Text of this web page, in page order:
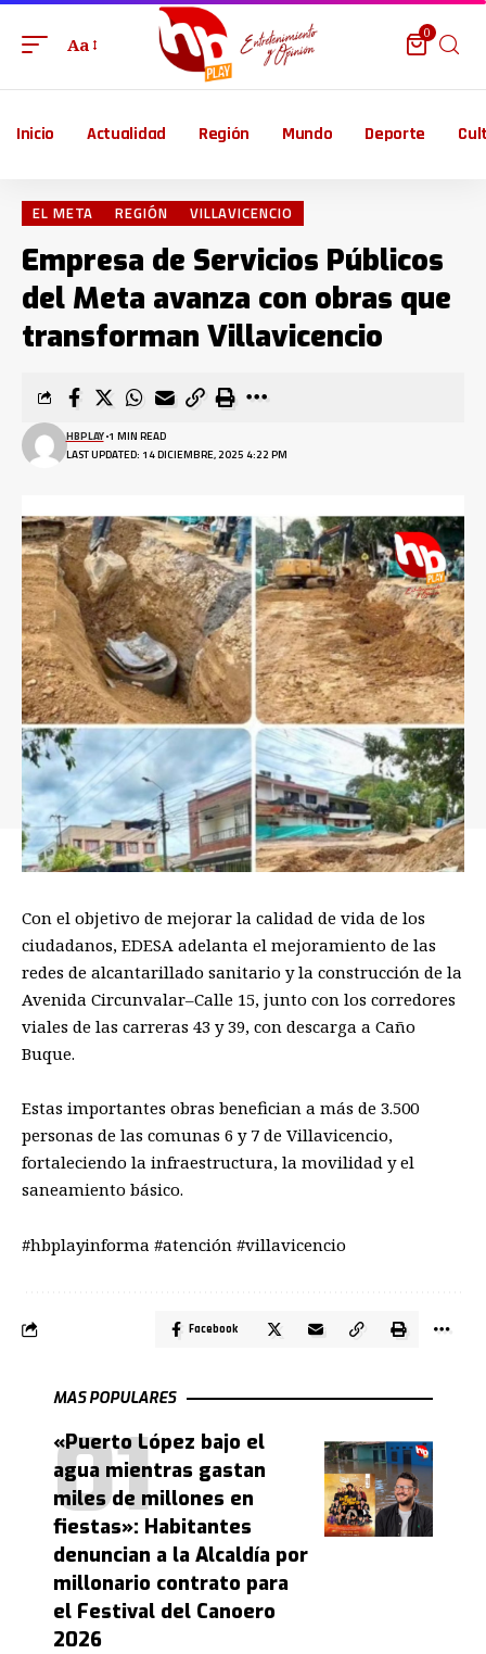
Aa
0
Inicio Actualidad Región Mundo Deporte
EL META REGIÓN VILLAVICENCIO
Empresa de Servicios Públicos
del Meta avanza con obras que
transforman Villavicencio
LAST UPDATED: 14 DICIEMBRE, 2025 4:22 PM
HBPLAY 1 MIN READ
Con el objetivo de mejorar la calidad de vida de los
ciudadanos, EDESA adelanta el mejoramiento de las
redes de alcantarillado sanitario y la construcción de la
Avenida Circunvalar–Calle 15, junto con los corredores
viales de las carreras 43 y 39, con descarga a Caño
Buque.
Estas importantes obras benefician a más de 3.500
personas de las comunas 6 y 7 de Villavicencio,
fortaleciendo la infraestructura, la movilidad y el
saneamiento básico.
#hbplayinforma #atención #villavicencio
Facebook
MAS POPULARES
«Puerto López bajo el
agua mientras gastan
miles de millones en
fiestas»: Habitantes
denuncian a la Alcaldía por
millonario contrato para
el Festival del Canoero
2026